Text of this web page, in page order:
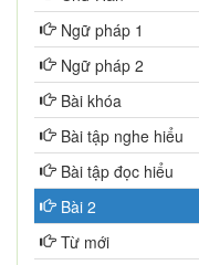
Ngữ pháp 1
Ngữ pháp 2
Bài khóa
Bài tập nghe hiểu
Bài tập đọc hiểu
Bài 2
Từ mới